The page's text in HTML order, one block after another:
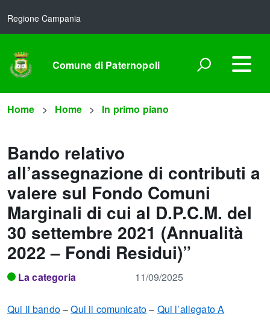
Regione Campania
Comune di Paternopoli
Home Home In primo piano
Bando relativo
all’assegnazione di contributi a
valere sul Fondo Comuni
Marginali di cui al D.P.C.M. del
30 settembre 2021 (Annualità
2022 – Fondi Residui)”
La categoria 11/09/2025
Qui il bando–Qui il comunicato– Qui l’allegato A